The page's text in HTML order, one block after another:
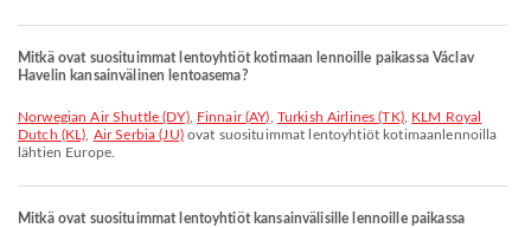
Mitkä ovat suosituimmat lentoyhtiöt kotimaan lennoille paikassa Václav
Havelin kansainvälinen lentoasema?
Norwegian Air Shuttle (DY), Finnair (AY) Turkish Airlines (TK), KLM Royal
Dutch (KL) Air Serbia (JU)ovat suosituimmat lentoyhtiöt kotimaanlennoilla
lähtien Europe.
Mitkä ovat suosituimmat lentoyhtiöt kansainvälisille lennoille paikassa